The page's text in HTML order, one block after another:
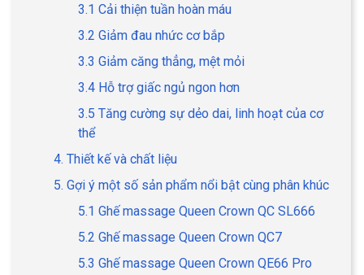
3.1 Cải thiện tuần hoàn máu
3.2 Giảm đau nhức cơ bắp
3.3 Giảm căng thẳng, mệt mỏi
3.4 Hỗ trợ giấc ngủ ngon hơn
3.5 Tăng cường sự dẻo dai, linh hoạt của cơ
thể
4. Thiết kế và chất liệu
5. Gợi ý một số sản phẩm nổi bật cùng phân khúc
5.1 Ghế massage Queen Crown QC SL666
5.2 Ghế massage Queen Crown QC7
5.3 Ghế massage Queen Crown QE66 Pro